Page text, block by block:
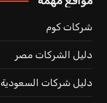
شركات كوم
دليل الشركات مصر
دليل شركات السعودية